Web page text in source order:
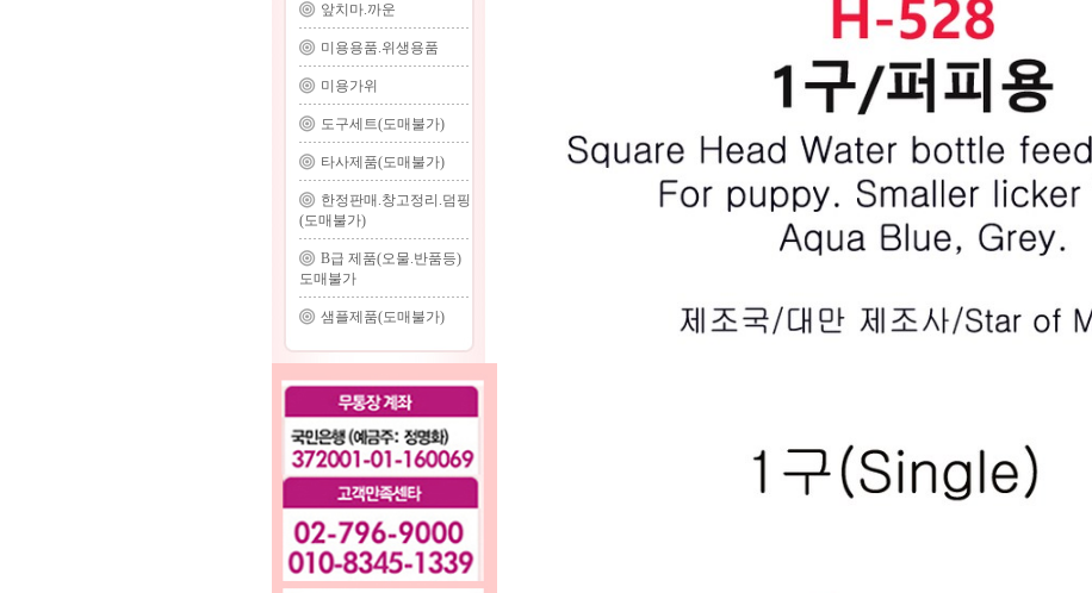
앞치마.까운
미용용품.위생용품
미용가위
도구세트(도매불가)
타사제품(도매불가)
한정판매.창고정리.덤핑
(도매불가)
B급 제품(오물.반품등)
도매불가
샘플제품(도매불가)